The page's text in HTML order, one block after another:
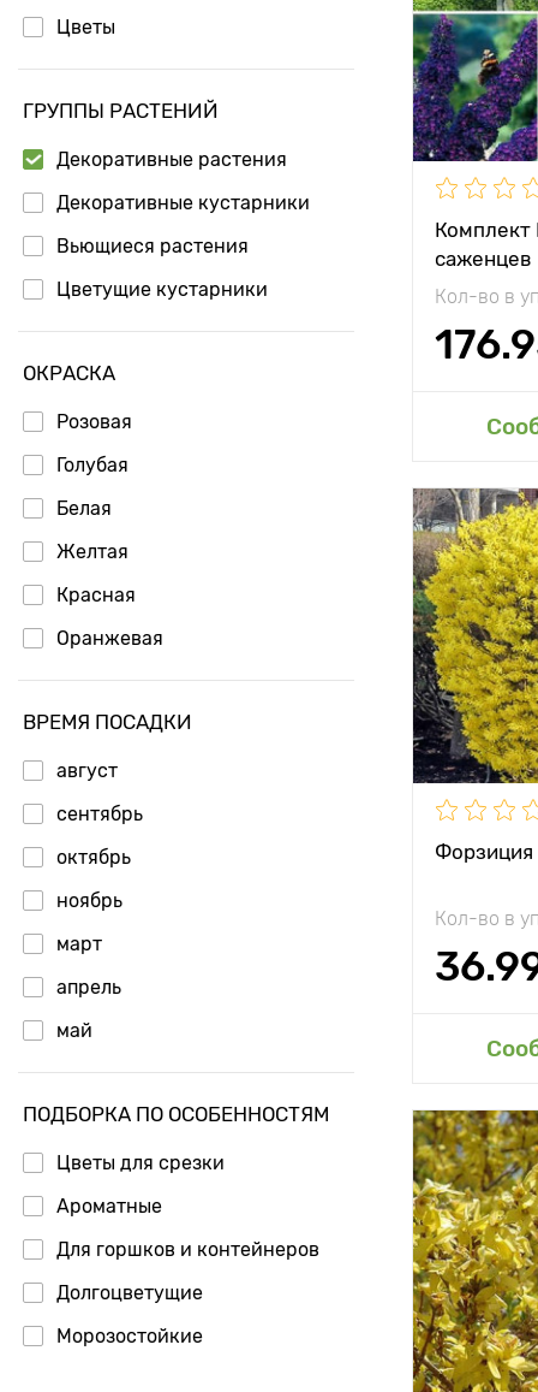
Цветы
ГРУППЫ РАСТЕНИЙ
Декоративные растения
Декоративные кустарники
Вьющиеся растения
Цветущие кустарники
ОКРАСКА
Розовая
Голубая
Белая
Желтая
Красная
Оранжевая
ВРЕМЯ ПОСАДКИ
август
сентябрь
октябрь
ноябрь
март
апрель
май
июнь
июль
ПОДБОРКА ПО ОСОБЕННОСТЯМ
Цветы для срезки
Ароматные
Для горшков и контейнеров
Долгоцветущие
Морозостойкие
Комплект
саженцев
Кол-во в
Высота
Растояние
растениями
Форзиция
Кол-во в
Высота
Растояние
растениями
Высота
Растояние
растениями